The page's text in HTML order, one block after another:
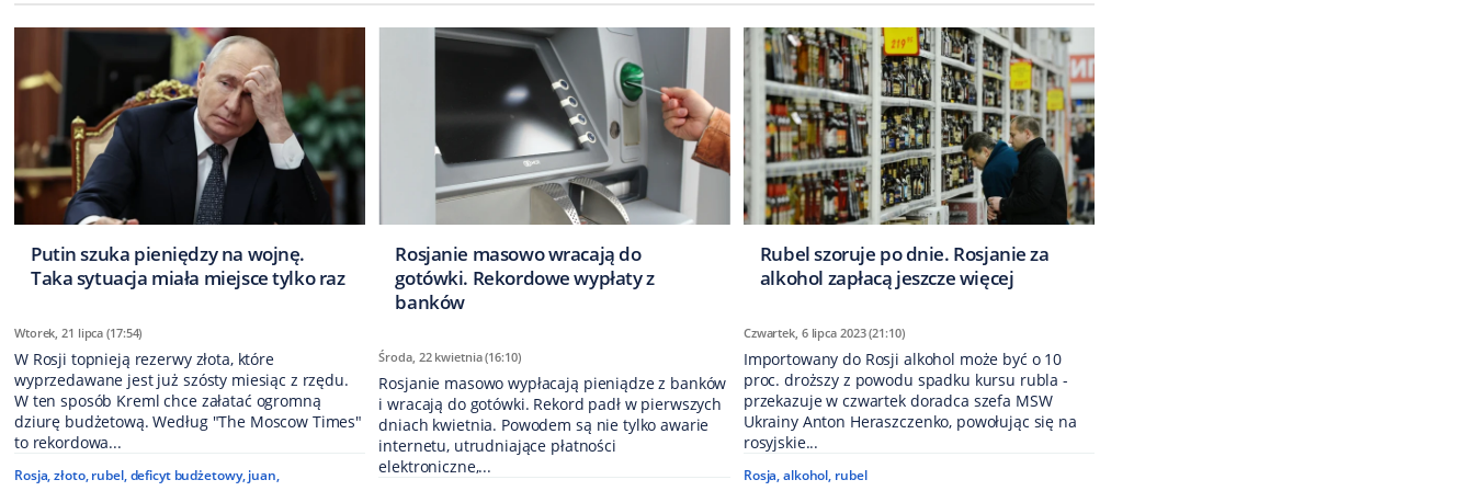
Putin szuka pieniędzy na wojnę.
Taka sytuacja miała miejsce tylko raz
Wtorek, 21 lipca (17:54)
W Rosji topnieją rezerwy złota, które
wyprzedawane jest już szósty miesiąc z rzędu.
W ten sposób Kreml chce załatać ogromną
dziurę budżetową. Według "The Moscow Times"
to rekordowa...
Rosja,złoto, rubel,deficyt budżetowy, juan,
Rosjanie masowo wracają do
gotówki. Rekordowe wypłaty z
banków
Środa, 22 kwietnia (16:10)
Rosjanie masowo wypłacają pieniądze z banków
i wracają do gotówki. Rekord padł w pierwszych
dniach kwietnia. Powodem są nie tylko awarie
internetu, utrudniające płatności
elektroniczne,...
Rubel szoruje po dnie. Rosjanie za
alkohol zapłacą jeszcze więcej
Czwartek, 6 lipca 2023 (21:10)
Importowany do Rosji alkohol może być o 10
proc. droższy z powodu spadku kursu rubla -
przekazuje w czwartek doradca szefa MSW
Ukrainy Anton Heraszczenko, powołując się na
rosyjskie...
Rosja,alkohol, rubel